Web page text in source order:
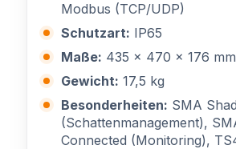
Modbus (TCP/UDP)
Schutzart: IP65
Maße: 435 x 470 x 176 mm
Gewicht: 17,5 kg
Besonderheiten: SMA
(Schattenmanagement),
Connected (Monitoring),